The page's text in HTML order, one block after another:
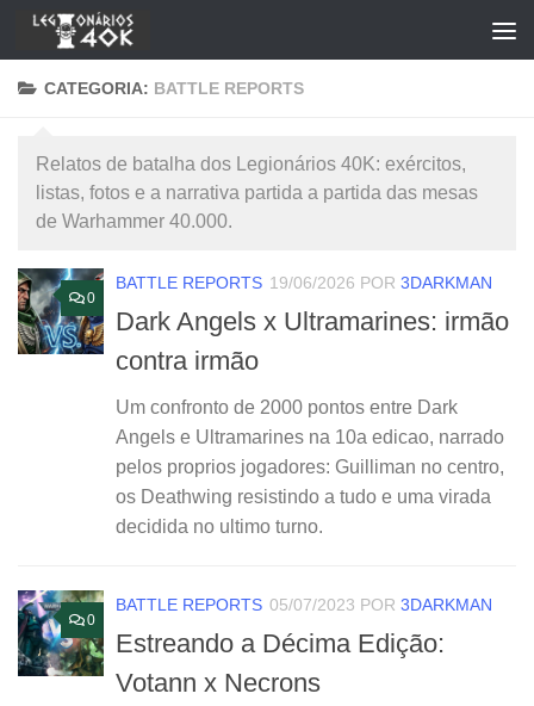
Skip to content
CATEGORIA: BATTLE REPORTS
Relatos de batalha dos Legionários 40K: exércitos,
listas, fotos e a narrativa partida a partida das mesas
de Warhammer 40.000.
0
BATTLE REPORTS 19/06/2026 POR 3DARKMAN
Dark Angels x Ultramarines: irmão
contra irmão
Um confronto de 2000 pontos entre Dark
Angels e Ultramarines na 10a edicao, narrado
pelos proprios jogadores: Guilliman no centro,
os Deathwing resistindo a tudo e uma virada
decidida no ultimo turno.
0
BATTLE REPORTS 05/07/2023 POR 3DARKMAN
Estreando a Décima Edição:
Votann x Necrons